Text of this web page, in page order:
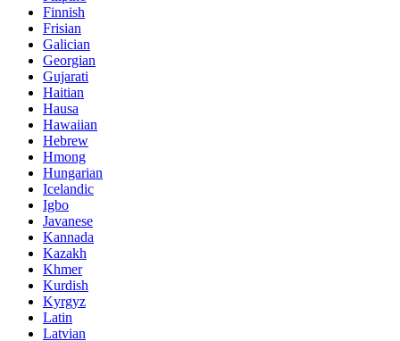
Finnish
Frisian
Galician
Georgian
Gujarati
Haitian
Hausa
Hawaiian
Hebrew
Hmong
Hungarian
Icelandic
Igbo
Javanese
Kannada
Kazakh
Khmer
Kurdish
Kyrgyz
Latin
Latvian